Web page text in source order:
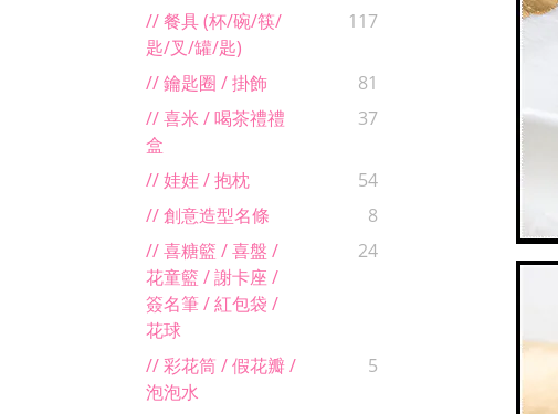
// 餐具 (杯/碗/筷/
匙/叉/罐/匙)
117
// 鑰匙圈 / 掛飾
81
// 喜米 / 喝茶禮禮
盒
37
// 娃娃 / 抱枕
54
// 創意造型名條
8
// 喜糖籃 / 喜盤 /
花童籃 / 謝卡座 /
簽名筆 / 紅包袋 /
花球
24
// 彩花筒 / 假花瓣 /
泡泡水
5